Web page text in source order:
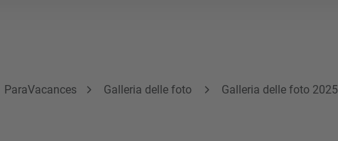
ParaVacances Galleria delle foto Galleria delle foto 2025